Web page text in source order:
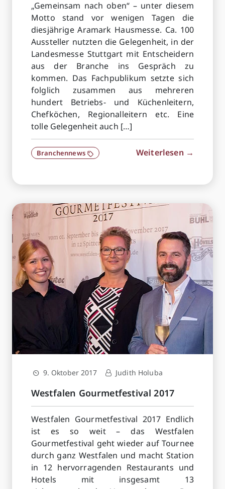
„Gemeinsam nach oben“ – unter diesem
Motto stand vor wenigen Tagen die
diesjährige Aramark Hausmesse. Ca. 100
Aussteller nutzten die Gelegenheit, in der
Landesmesse Stuttgart mit Entscheidern
aus der Branche ins Gespräch zu
kommen. Das Fachpublikum setzte sich
folglich zusammen aus mehreren
hundert Betriebs- und Küchenleitern,
Chefköchen, Regionalleitern etc. Eine
tolle Gelegenheit auch […]
Branchennews Weiterlesen →
9. Oktober 2017 Judith Holuba
Westfalen Gourmetfestival 2017
Westfalen Gourmetfestival 2017 Endlich
ist es so weit – das Westfalen
Gourmetfestival geht wieder auf Tournee
durch ganz Westfalen und macht Station
in 12 hervorragenden Restaurants und
Hotels mit insgesamt 13